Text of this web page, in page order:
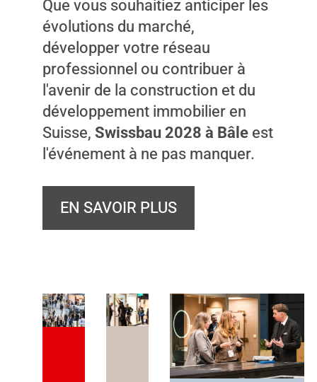
Que vous souhaitiez anticiper les
évolutions du marché,
développer votre réseau
professionnel ou contribuer à
l'avenir de la construction et du
développement immobilier en
Suisse, Swissbau 2028 à Bâle est
l'événement à ne pas manquer.
EN SAVOIR PLUS